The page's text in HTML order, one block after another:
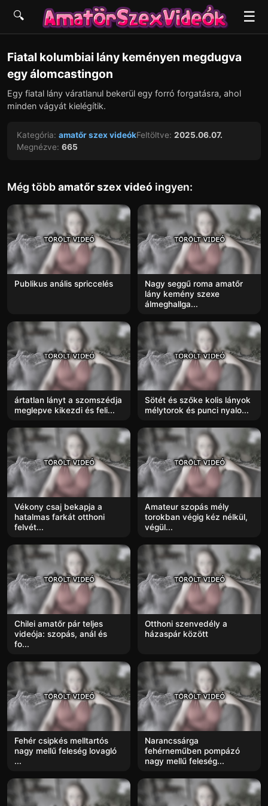
☰
🔍
▶
Fiatal kolumbiai lány keményen megdugva
egy álomcastingon
Egy fiatal lány váratlanul bekerül egy forró forgatásra, ahol
minden vágyát kielégítik.
Kategória: amatőr szex videókFeltöltve: 2025.06.07.
Megnézve: 665
Még többamatőr szex videó ingyen:
Publikus anális spriccelés
Nagy seggű roma amatőr
lány kemény szexe
álmeghallga...
ártatlan lányt a szomszédja
meglepve kikezdi és feli...
Sötét és szőke kolis lányok
mélytorok és punci nyalo...
Vékony csaj bekapja a
hatalmas farkát otthoni
felvét...
Amateur szopás mély
torokban végig kéz nélkül,
végül...
Chilei amatőr pár teljes
videója: szopás, anál és
fo...
Otthoni szenvedély a
házaspár között
Fehér csipkés melltartós
nagy mellű feleség lovagló
...
Narancssárga
fehérneműben pompázó
nagy mellű feleség...